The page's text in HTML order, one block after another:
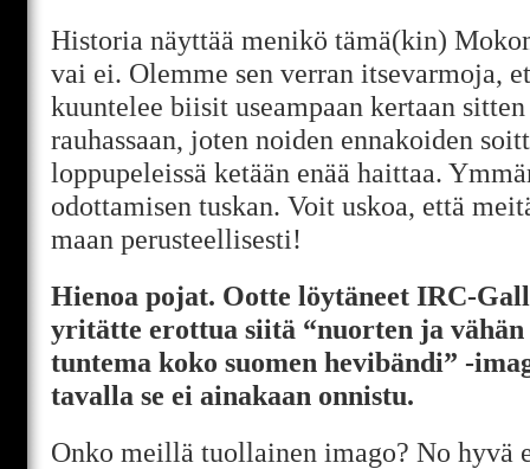
Historia näyttää menikö tämä(kin)
vai ei. Olemme sen verran itsevarmoja,
kuuntelee biisit useampaan kertaan
rauhassaan, joten noiden ennakoiden
loppupeleissä ketään enää haittaa.
odottamisen tuskan. Voit uskoa, että
maan perusteellisesti!
Hienoa pojat. Ootte löytäneet IRC-
yritätte erottua siitä “nuorten ja
tuntema koko suomen hevibändi” -
tavalla se ei ainakaan onnistu.
Onko meillä tuollainen imago? No hyvä